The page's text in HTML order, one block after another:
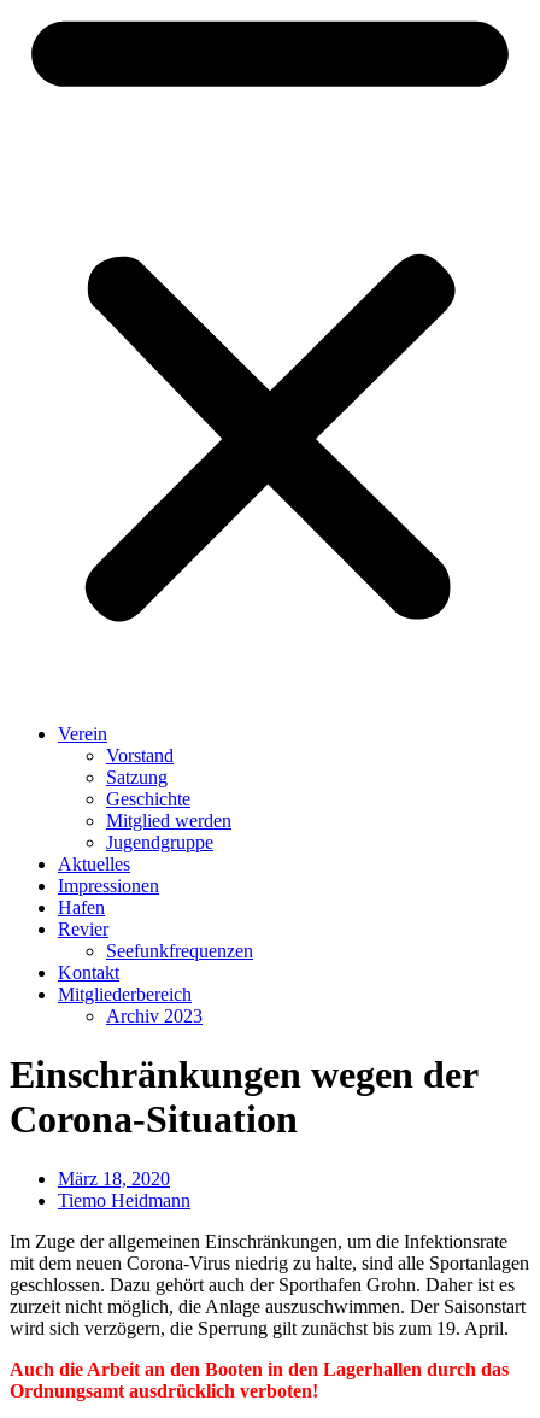
Verein
Vorstand
Satzung
Geschichte
Mitglied werden
Jugendgruppe
Aktuelles
Impressionen
Hafen
Revier
Seefunkfrequenzen
Kontakt
Mitgliederbereich
Archiv 2023
Einschränkungen wegen der
Corona-Situation
März 18, 2020
Tiemo Heidmann
Im Zuge der allgemeinen Einschränkungen, um die Infektionsrate
mit dem neuen Corona-Virus niedrig zu halte, sind alle Sportanlagen
geschlossen. Dazu gehört auch der Sporthafen Grohn. Daher ist es
zurzeit nicht möglich, die Anlage auszuschwimmen. Der Saisonstart
wird sich verzögern, die Sperrung gilt zunächst bis zum 19. April.
Auch die Arbeit an den Booten in den Lagerhallen durch das
Ordnungsamt ausdrücklich verboten!